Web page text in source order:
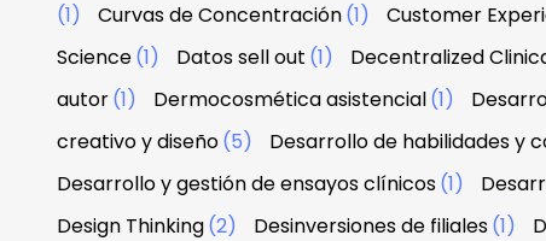
(1)
Curvas de Concentración(1) Customer
Science(1) Datos sell out (1) Decentralized
autor(1) Dermocosmética asistencial(1)
creativo y diseño(5) Desarrollo de habilidades y
Desarrollo y gestión de ensayos clínicos(1)
Design Thinking(2) Desinversiones de filiales(1)